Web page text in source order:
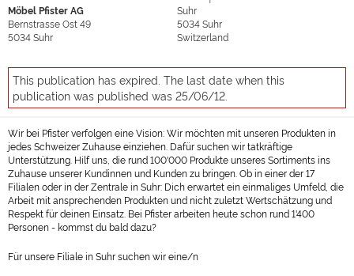
Möbel Pfister AG
Bernstrasse Ost 49
5034Suhr
Suhr
5034Suhr
Switzerland
This publication has expired. The last date when this
publication was published was 25/06/12.
Wir bei Pfister verfolgen eine Vision: Wir möchten mit unseren Produkten in
jedes Schweizer Zuhause einziehen. Dafür suchen wir tatkräftige
Unterstützung. Hilf uns, die rund 100'000 Produkte unseres Sortiments ins
Zuhause unserer Kundinnen und Kunden zu bringen. Ob in einer der 17
Filialen oder in der Zentrale in Suhr: Dich erwartet ein einmaliges Umfeld, die
Arbeit mit ansprechenden Produkten und nicht zuletzt Wertschätzung und
Respekt für deinen Einsatz. Bei Pfister arbeiten heute schon rund 1'400
Personen - kommst du bald dazu?
Für unsere Filiale in Suhr suchen wir eine/n